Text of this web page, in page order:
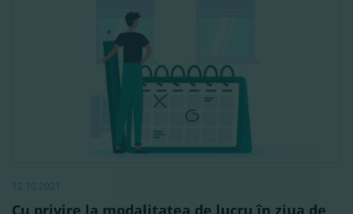
12.10.2021
Cu privire la modalitatea de lucru în ziua de